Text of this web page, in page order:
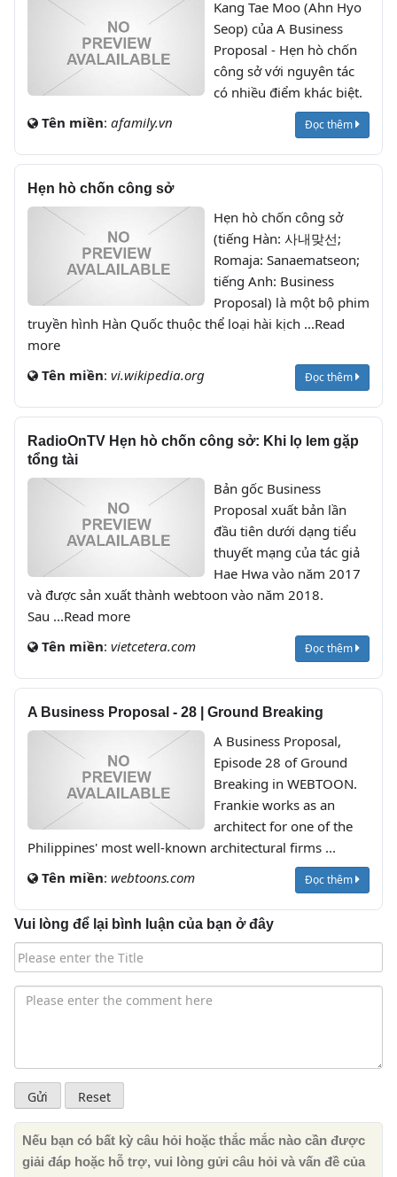
Kang Tae Moo (Ahn Hyo
Seop) của A Business
Proposal - Hẹn hò chốn
công sở với nguyên tác
có nhiều điểm khác biệt.
Tên miền: afamily.vn Đọc thêm
Hẹn hò chốn công sở
Hẹn hò chốn công sở
(tiếng Hàn: 사내맞선;
Romaja: Sanaematseon;
tiếng Anh: Business
Proposal) là một bộ phim
truyền hình Hàn Quốc thuộc thể loại hài kịch ...Read
more
Tên miền: vi.wikipedia.org Đọc thêm
RadioOnTV Hẹn hò chốn công sở: Khi lọ lem gặp
tổng tài
Bản gốc Business
Proposal xuất bản lần
đầu tiên dưới dạng tiểu
thuyết mạng của tác giả
Hae Hwa vào năm 2017
và được sản xuất thành webtoon vào năm 2018.
Sau ...Read more
Tên miền: vietcetera.com Đọc thêm
A Business Proposal - 28 | Ground Breaking
A Business Proposal,
Episode 28 of Ground
Breaking in WEBTOON.
Frankie works as an
architect for one of the
Philippines' most well-known architectural firms ...
Tên miền: webtoons.com Đọc thêm
Vui lòng để lại bình luận của bạn ở đây
Nếu bạn có bất kỳ câu hỏi hoặc thắc mắc nào cần được
giải đáp hoặc hỗ trợ, vui lòng gửi câu hỏi và vấn đề của